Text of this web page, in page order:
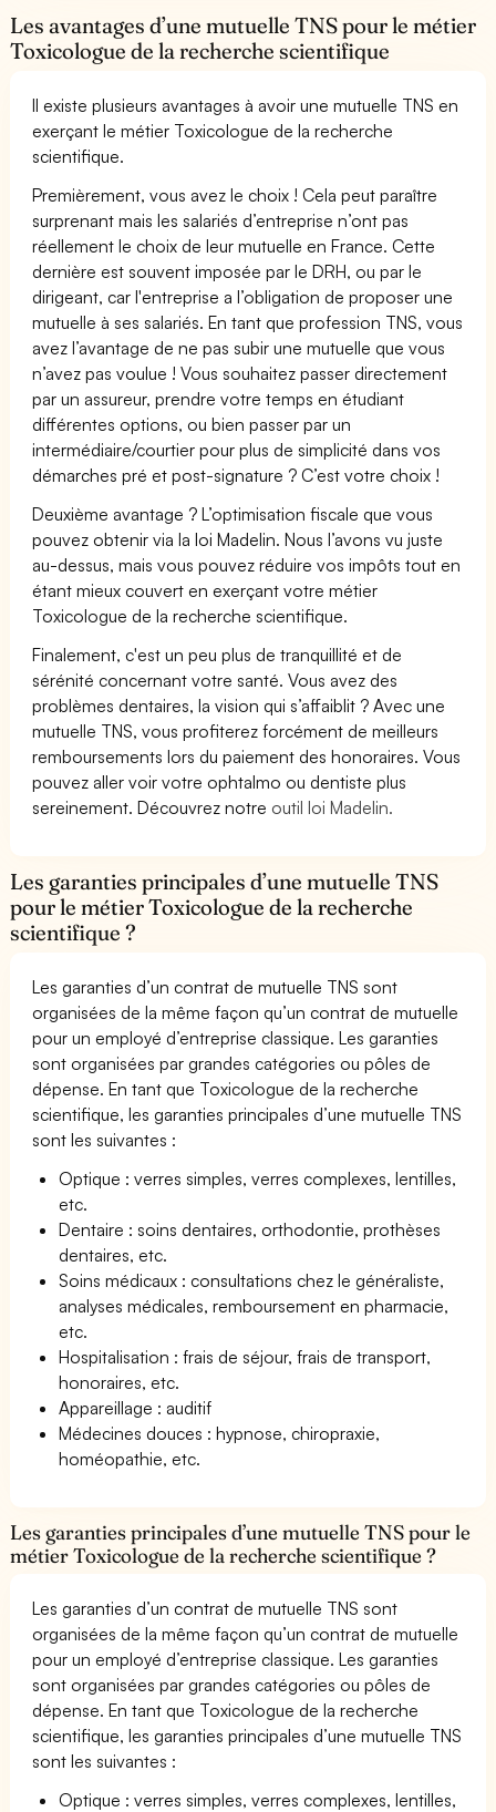
Les avantages d’une mutuelle TNS pour le métier
Toxicologue de la recherche scientifique
Il existe plusieurs avantages à avoir une mutuelle TNS en
exerçant le métier Toxicologue de la recherche
scientifique.
Premièrement, vous avez le choix ! Cela peut paraître
surprenant mais les salariés d’entreprise n’ont pas
réellement le choix de leur mutuelle en France. Cette
dernière est souvent imposée par le DRH, ou par le
dirigeant, car l'entreprise a l’obligation de proposer une
mutuelle à ses salariés. En tant que profession TNS, vous
avez l’avantage de ne pas subir une mutuelle que vous
n’avez pas voulue ! Vous souhaitez passer directement
par un assureur, prendre votre temps en étudiant
différentes options, ou bien passer par un
intermédiaire/courtier pour plus de simplicité dans vos
démarches pré et post-signature ? C’est votre choix !
Deuxième avantage ? L’optimisation fiscale que vous
pouvez obtenir via la loi Madelin. Nous l’avons vu juste
au-dessus, mais vous pouvez réduire vos impôts tout en
étant mieux couvert en exerçant votre métier
Toxicologue de la recherche scientifique.
Finalement, c'est un peu plus de tranquillité et de
sérénité concernant votre santé. Vous avez des
problèmes dentaires, la vision qui s’affaiblit ? Avec une
mutuelle TNS, vous profiterez forcément de meilleurs
remboursements lors du paiement des honoraires. Vous
pouvez aller voir votre ophtalmo ou dentiste plus
sereinement. Découvrez notre outil loi Madelin.
Les garanties principales d’une mutuelle TNS
pour le métier Toxicologue de la recherche
scientifique ?
Les garanties d’un contrat de mutuelle TNS sont
organisées de la même façon qu’un contrat de mutuelle
pour un employé d’entreprise classique. Les garanties
sont organisées par grandes catégories ou pôles de
dépense. En tant que Toxicologue de la recherche
scientifique, les garanties principales d’une mutuelle TNS
sont les suivantes :
Optique : verres simples, verres complexes, lentilles,
etc.
Dentaire : soins dentaires, orthodontie, prothèses
dentaires, etc.
Soins médicaux : consultations chez le généraliste,
analyses médicales, remboursement en pharmacie,
etc.
Hospitalisation : frais de séjour, frais de transport,
honoraires, etc.
Appareillage : auditif
Médecines douces : hypnose, chiropraxie,
homéopathie, etc.
Les garanties principales d’une mutuelle TNS pour le
métier Toxicologue de la recherche scientifique ?
Les garanties d’un contrat de mutuelle TNS sont
organisées de la même façon qu’un contrat de mutuelle
pour un employé d’entreprise classique. Les garanties
sont organisées par grandes catégories ou pôles de
dépense. En tant que Toxicologue de la recherche
scientifique, les garanties principales d’une mutuelle TNS
sont les suivantes :
Optique : verres simples, verres complexes, lentilles,